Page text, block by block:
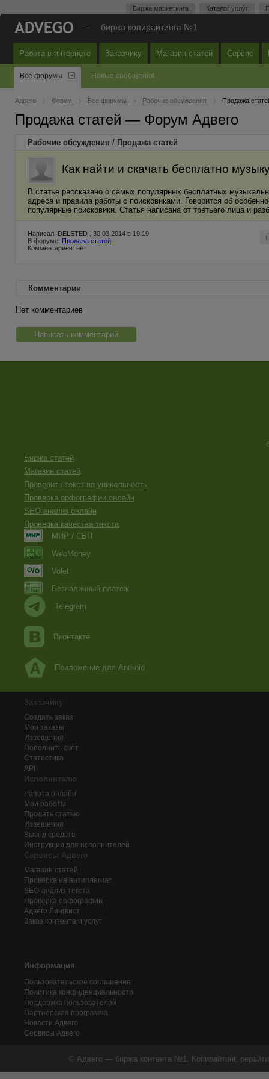
Биржа маркетинга Каталог услуг
— биржа копирайтинга №1
Работа в интернете Заказчику Магазин статей Сервис
Все форумы Новые сообщения
Адвего Форум Все форумы Рабочие обсуждения Продажа
Продажа статей — Форум Адвего
Рабочие обсуждения / Продажа статей
Как найти и скачать бесплатно
В статье рассказано о самых популярных бесплатных
адреса и правила работы с поисковиками. Говорится об
популярные поисковики. Статья написана от третьего лица и
Написал: DELETED , 30.03.2014 в 19:19
В форуме: Продажа статей
Комментариев: нет
Комментарии
Нет комментариев
Написать комментарий
Биржа статей
Магазин статей
Проверить текст на уникальность
Проверка орфографии онлайн
SEO анализ онлайн
Проверка качества текста
МИР / СБП
WebMoney
Volet
Безналичный платеж
Telegram
Вконтакте
Приложение для Android
Заказчику
Создать заказ
Мои заказы
Извещения
Пополнить счёт
Статистика
API
Исполнителю
Работа онлайн
Мои работы
Продать статью
Извещения
Вывод средств
Инструкции для исполнителей
Сервисы Адвего
Магазин статей
Проверка на антиплагиат
SEO-анализ текста
Проверка орфографии
Адвего Лингвист
Заказ контента и услуг
Информация
Пользовательское соглашение
Политика конфиденциальности
Поддержка пользователей
Партнерская программа
Новости Адвего
Сервисы Адвего
© Адвего — биржа контента №1. Копирайтинг,